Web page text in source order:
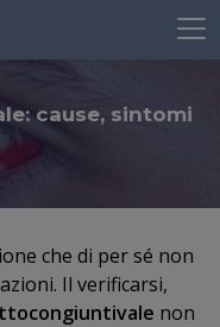
cause, sintomi
che di per sé non
Il verificarsi,
non